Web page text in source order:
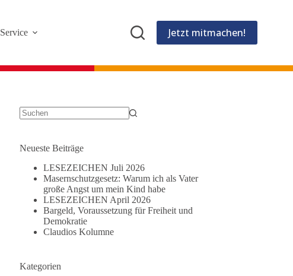
Service Jetzt mitmachen!
Neueste Beiträge
LESEZEICHEN Juli 2026
Masernschutzgesetz: Warum ich als Vater
große Angst um mein Kind habe
LESEZEICHEN April 2026
Bargeld, Voraussetzung für Freiheit und
Demokratie
Claudios Kolumne
Kategorien